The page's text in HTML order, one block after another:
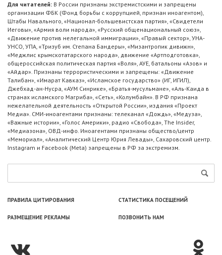
Для читателей: В России признаны экстремистскими и запрещены
организации ФБК (Фонд борьбы с коррупцией, признан иноагентом),
Штабы Навального, «Национал-большевистская партия», «Свидетели
Иеговы», «Армия воли народа», «Русский общенациональный союз»,
«Движение против нелегальной иммиграции», «Правый сектор», УНА-
УНСО, УПА, «Тризуб им. Степана Бандеры», «Мизантропик дивижн»,
«Меджлис крымскотатарского народа», движение «Артподготовка»,
общероссийская политическая партия «Воля», АУЕ, батальоны «Азов» и
«Айдар». Признаны террористическими и запрещены: «Движение
Талибан», «Имарат Кавказ», «Исламское государство» (ИГ, ИГИЛ),
Джебхад-ан-Нусра, «АУМ Синрике», «Братья-мусульмане», «Аль-Каида в
странах исламского Магриба», «Сеть», «Колумбайн». В РФ признана
нежелательной деятельность «Открытой России», издания «Проект
Медиа». СМИ-иноагентами признаны: телеканал «Дождь», «Медуза»,
«Важные истории», «Голос Америки», радио «Свобода», The Insider,
«Медиазона», ОВД-инфо. Иноагентами признаны общество/центр
«Мемориал», «Аналитический Центр Юрия Левады», Сахаровский центр.
Instagram и Facebook (Metа) запрещены в РФ за экстремизм.
ПРАВИЛА ЦИТИРОВАНИЯ СТАТИСТИКА ПОСЕЩЕНИЙ
РАЗМЕЩЕНИЕ РЕКЛАМЫ ПОЗВОНИТЬ НАМ